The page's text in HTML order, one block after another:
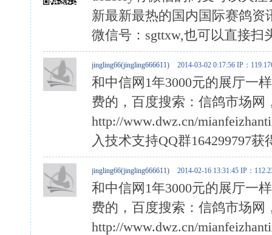
新最新最热的国内国际赛鸽
微信号：sgttxw,也可以直接扫
jingling66(jingling666611) 2014-03-02 0:17:56 IP：
和中信网1年3000元的展厅一
费的，百度搜索：信鸽市场网
http://www.dwz.cn/
入技术支持QQ群164299797
jingling66(jingling666611) 2014-02-16 13:31:45 IP：
和中信网1年3000元的展厅一
费的，百度搜索：信鸽市场网
http://www.dwz.cn/